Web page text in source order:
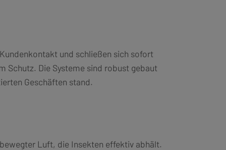
und schließen sich sofort
Schutz. Die Systeme sind robust gebaut
Geschäften stand.
Luft, die Insekten effektiv abhält.